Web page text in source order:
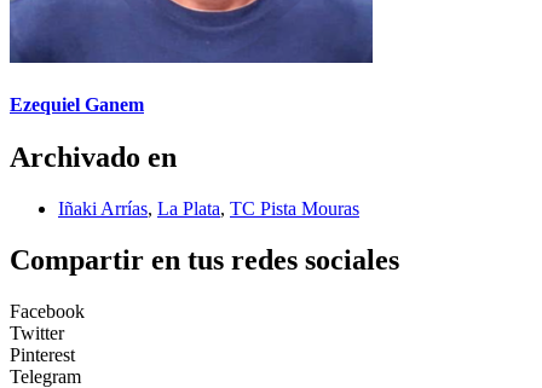
Ezequiel Ganem
Archivado en
Iñaki Arrías, La Plata, TC Pista Mouras
Compartir en tus redes sociales
Facebook
Twitter
Pinterest
Telegram